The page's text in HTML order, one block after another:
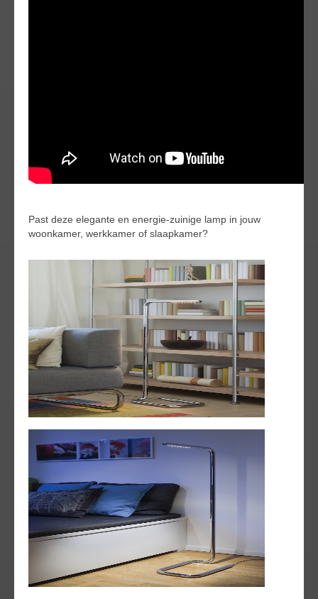
Past deze elegante en energie-zuinige lamp in jouw
woonkamer, werkkamer of slaapkamer?